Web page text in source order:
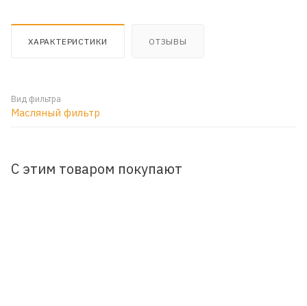
ХАРАКТЕРИСТИКИ ОТЗЫВЫ
Вид фильтра
Масляный фильтр
С этим товаром покупают